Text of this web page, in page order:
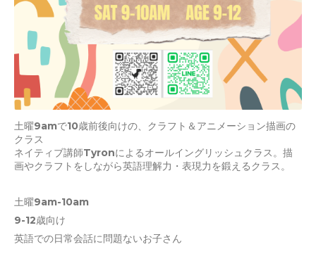
土曜9amで10歳前後向けの、クラフト＆アニメーション描画の
クラス
ネイティブ講師Tyronによるオールイングリッシュクラス。描
画やクラフトをしながら英語理解力・表現力を鍛えるクラス。
土曜9am-10am
9-12歳向け
英語での日常会話に問題ないお子さん